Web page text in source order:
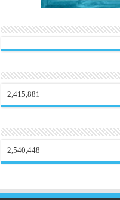
2,415,881
2,540,448